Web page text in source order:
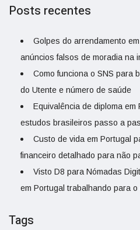
Posts recentes
Golpes do arrendamento
anúncios falsos de moradia na
Como funciona o SNS para
do Utente e número de saúde
Equivalência de diploma
estudos brasileiros passo a
Custo de vida em Portugal
financeiro detalhado para não
Visto D8 para Nómadas
em Portugal trabalhando para o
Tags